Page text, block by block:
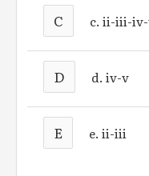
C c. ii-iii-
D d. iv-v
E e. ii-iii